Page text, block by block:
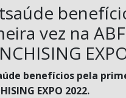
vez na ABF
benefícios pela
EXPO 2022.